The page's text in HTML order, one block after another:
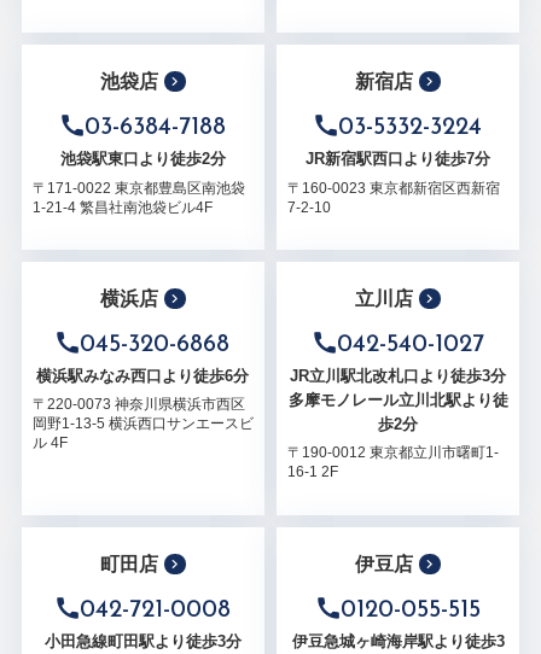
池袋店
03-6384-7188
池袋駅東口より徒歩2分
〒171-0022 東京都豊島区南池袋
1-21-4 繁昌社南池袋ビル4F
新宿店
03-5332-3224
JR新宿駅西口より徒歩7分
〒160-0023 東京都新宿区西新宿
7-2-10
横浜店
045-320-6868
横浜駅みなみ西口より徒歩6分
〒220-0073 神奈川県横浜市西区
岡野1-13-5 横浜西口サンエースビ
ル 4F
立川店
042-540-1027
JR立川駅北改札口より徒歩3分
多摩モノレール立川北駅より徒
歩2分
〒190-0012 東京都立川市曙町1-
16-1 2F
町田店
042-721-0008
小田急線町田駅より徒歩3分
伊豆店
0120-055-515
伊豆急城ヶ崎海岸駅より徒歩3